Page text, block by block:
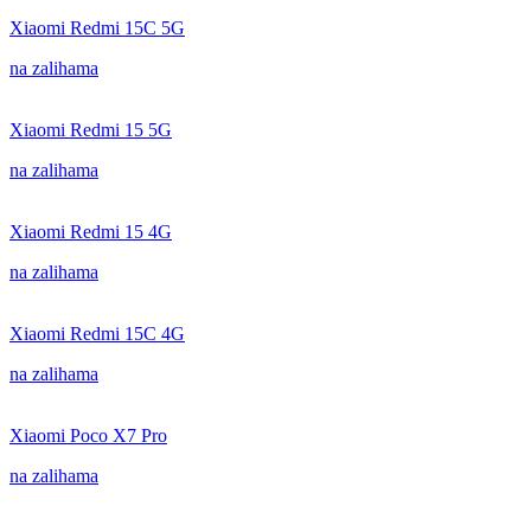
Xiaomi Redmi 15C 5G
na zalihama
Xiaomi Redmi 15 5G
na zalihama
Xiaomi Redmi 15 4G
na zalihama
Xiaomi Redmi 15C 4G
na zalihama
Xiaomi Poco X7 Pro
na zalihama